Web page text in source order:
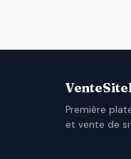
Première
et vente de